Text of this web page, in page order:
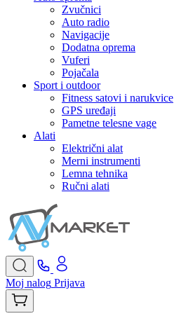
Zvučnici
Auto radio
Navigacije
Dodatna oprema
Vuferi
Pojačala
Sport i outdoor
Fitness satovi i narukvice
GPS uređaji
Pametne telesne vage
Alati
Električni alat
Merni instrumenti
Lemna tehnika
Ručni alati
Moj nalog Prijava